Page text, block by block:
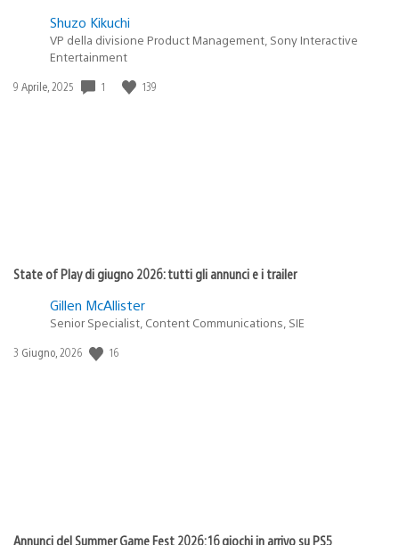
Shuzo Kikuchi
VP della divisione Product Management, Sony Interactive
Entertainment
Data
9 Aprile, 2025 1 139
State of Play di giugno 2026: tutti gli annunci e i trailer
Gillen McAllister
Senior Specialist, Content Communications, SIE
Data
3 Giugno, 2026 16
Annunci del Summer Game Fest 2026: 16 giochi in arrivo su PS5